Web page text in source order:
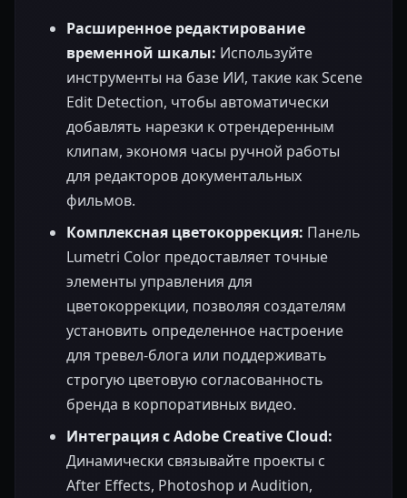
Расширенное редактирование
временной шкалы: Используйте
инструменты на базе ИИ, такие как Scene
Edit Detection, чтобы автоматически
добавлять нарезки к отрендеренным
клипам, экономя часы ручной работы
для редакторов документальных
фильмов.
Комплексная цветокоррекция: Панель
Lumetri Color предоставляет точные
элементы управления для
цветокоррекции, позволяя создателям
установить определенное настроение
для тревел-блога или поддерживать
строгую цветовую согласованность
бренда в корпоративных видео.
Интеграция с Adobe Creative Cloud:
Динамически связывайте проекты с
After Effects, Photoshop и Audition,